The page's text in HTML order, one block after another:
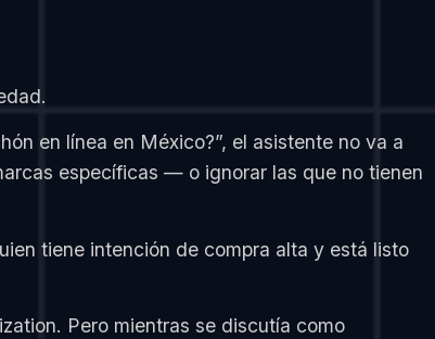
en línea en México?”, el asistente no va a
específicas — o ignorar las que no tienen
tiene intención de compra alta y está listo
Pero mientras se discutía como